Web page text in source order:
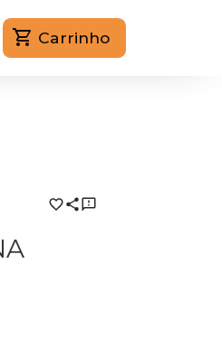
Carrinho